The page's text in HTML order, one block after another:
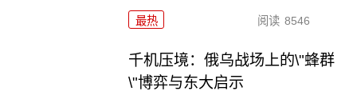
最热 阅读 8546
千机压境：俄乌战场上的\"蜂群
\"博弈与东大启示